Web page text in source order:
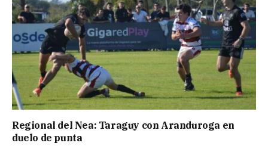
Regional del Nea: Taraguy con Aranduroga en
duelo de punta